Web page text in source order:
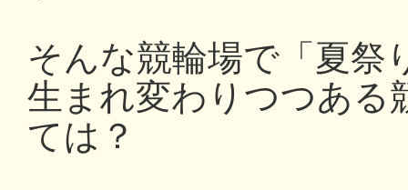
そんな競輪場で「夏祭
生まれ変わりつつある
ては？